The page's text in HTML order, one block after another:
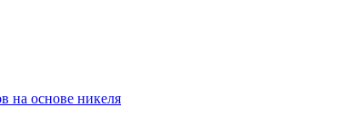
на основе никеля